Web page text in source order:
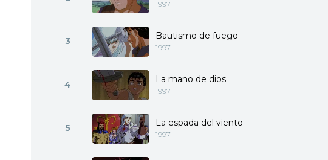
1997
3 Bautismo de fuego
1997
4 La mano de dios
1997
5 La espada del viento
1997